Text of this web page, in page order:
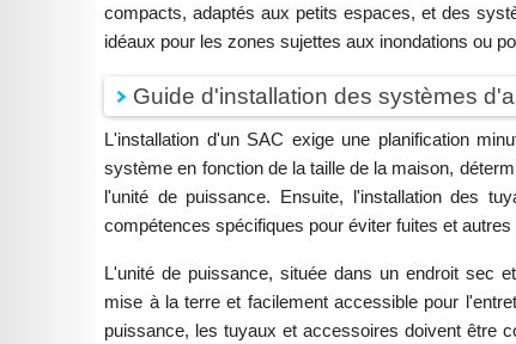
compacts, adaptés aux petits espaces, et des
idéaux pour les zones sujettes aux inondations ou
Guide d'installation des systèmes
L'installation d'un SAC exige une planification
système en fonction de la taille de la maison,
l'unité de puissance. Ensuite, l'installation des
compétences spécifiques pour éviter fuites et autres
L'unité de puissance, située dans un endroit sec
mise à la terre et facilement accessible pour
puissance, les tuyaux et accessoires doivent être